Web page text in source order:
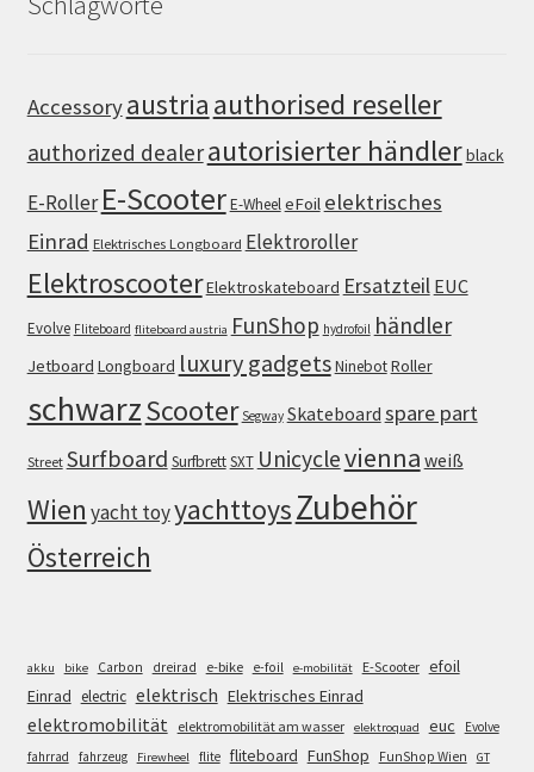
Accessoryaustria authorised reseller
authorized dealerautorisierter händlerblack
E-Roller E-ScooterE-WheeleFoil elektrisches
Einrad Elektrisches Longboard Elektroroller
ElektroscooterElektroskateboard Ersatzteil EUC
Evolve Fliteboard fliteboard austria FunShop hydrofoil händler
Jetboard Longboard luxury gadgetsNinebotRoller
schwarzScooter Segway Skateboard spare part
Street Surfboard SurfbrettSXT Unicyclevienna weiß
Wien yacht toyyachttoysZubehör
Österreich
akku bike Carbon dreirad e-bike e-foil e-mobilität E-Scooter efoil
Einrad electric elektrisch Elektrisches Einrad
elektromobilität elektromobilität am wasser elektroquad euc
Evolve
fahrrad
fahrzeug Firewheel flite fliteboard FunShop FunShop Wien GT